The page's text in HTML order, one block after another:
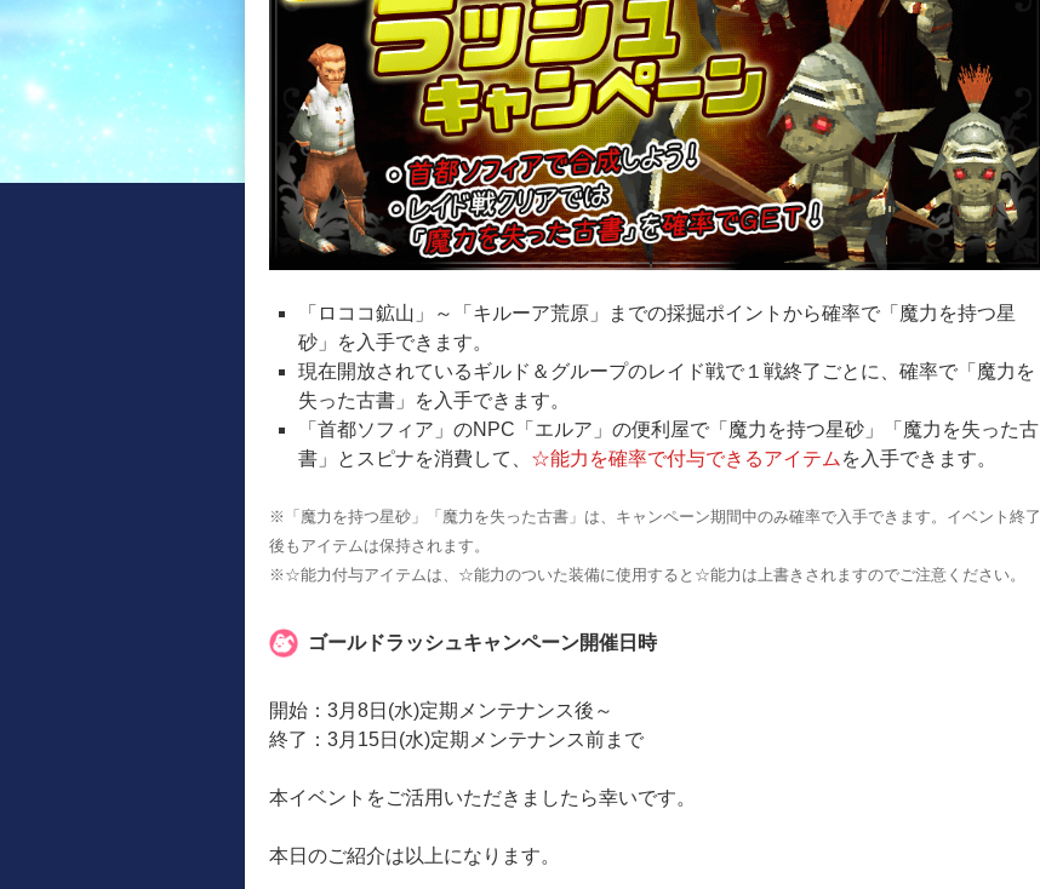
「ロココ鉱山」～「キルーア荒原」までの採掘ポイントから確率で「魔力を持つ星
砂」を入手できます。
現在開放されているギルド＆グループのレイド戦で１戦終了ごとに、確率で「魔力を
失った古書」を入手できます。
「首都ソフィア」のNPC「エルア」の便利屋で「魔力を持つ星砂」「魔力を失った古
書」とスピナを消費して、 ☆能力を確率で付与できるアイテム を入手できます。
※「魔力を持つ星砂」「魔力を失った古書」は、キャンペーン期間中のみ確率で入手できます。イベント終了
後もアイテムは保持されます。
※☆能力付与アイテムは、☆能力のついた装備に使用すると☆能力は上書きされますのでご注意ください。
ゴールドラッシュキャンペーン開催日時
開始：3月8日(水)定期メンテナンス後～
終了：3月15日(水)定期メンテナンス前まで
本イベントをご活用いただきましたら幸いです。
本日のご紹介は以上になります。